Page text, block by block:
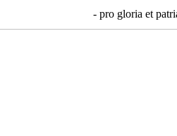
- pro gloria et